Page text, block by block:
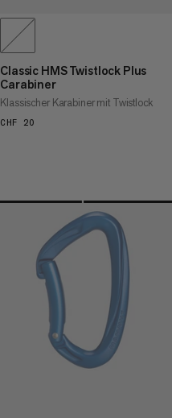
Classic HMS Twistlock Plus
Carabiner
Klassischer Karabiner mit Twistlock
CHF 20